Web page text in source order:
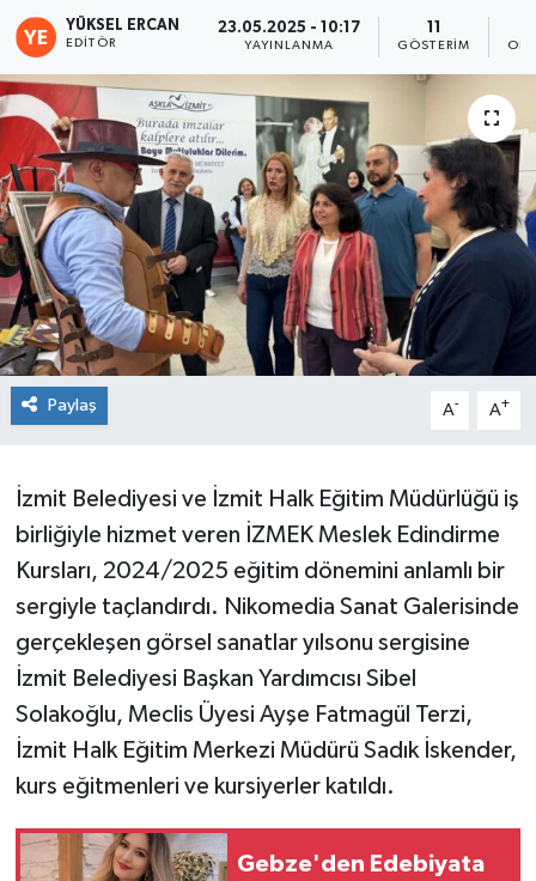
YÜKSEL ERCAN
EDITÖR
23.05.2025 - 10:17
YAYINLANMA GÖSTERIM
Paylaş A- A+
İzmit Belediyesi ve İzmit Halk Eğitim Müdürlüğü iş
birliğiyle hizmet veren İZMEK Meslek Edindirme
Kursları, 2024/2025 eğitim dönemini anlamlı bir
sergiyle taçlandırdı. Nikomedia Sanat Galerisinde
gerçekleşen görsel sanatlar yılsonu sergisine
İzmit Belediyesi Başkan Yardımcısı Sibel
Solakoğlu, Meclis Üyesi Ayşe Fatmagül Terzi,
İzmit Halk Eğitim Merkezi Müdürü Sadık İskender,
kurs eğitmenleri ve kursiyerler katıldı.
Gebze'den Edebiyata